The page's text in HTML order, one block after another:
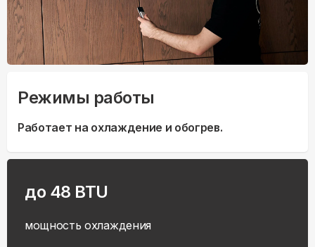
Режимы работы
Работает на охлаждение и обогрев.
до 48 BTU
мощность охлаждения